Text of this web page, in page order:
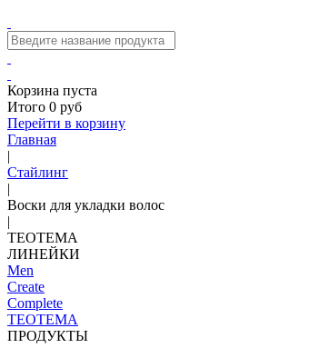
Корзина пуста
Итого 0 руб
Перейти в корзину
Главная
|
Стайлинг
|
Воски для укладки волос
|
TEOTEMA
ЛИНЕЙКИ
Men
Create
Complete
TEOTEMA
ПРОДУКТЫ